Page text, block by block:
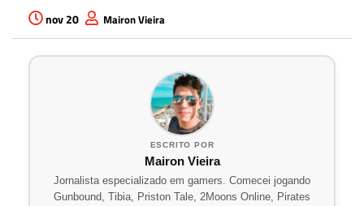
nov 20 Mairon Vieira
ESCRITO POR
Mairon Vieira
Jornalista especializado em gamers. Comecei jogando
Gunbound, Tibia, Priston Tale, 2Moons Online, Pirates